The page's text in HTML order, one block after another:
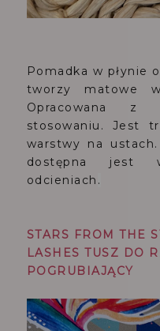
Pomadka w płynie
tworzy matowe
Opracowana z
stosowaniu. Jest
warstwy na
dostępna jest
odcieniach .
STARS FROM THE
LASHES TUSZ DO
POGRUBIAJĄCY